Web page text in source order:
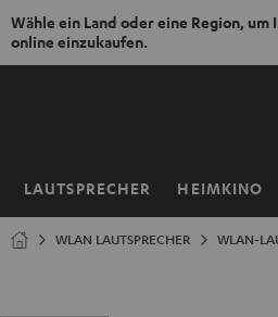
Wähle ein Land oder eine Region,
online einzukaufen.
ZUM
LAUTSPRECHER HEIMKINO
Startseite
WLAN LAUTSPRECHER WLAN-